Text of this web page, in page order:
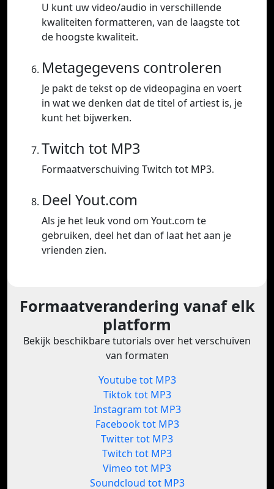
U kunt uw video/audio in verschillende
kwaliteiten formatteren, van de laagste tot
de hoogste kwaliteit.
Metagegevens controleren
Je pakt de tekst op de videopagina en voert
in wat we denken dat de titel of artiest is, je
kunt het bijwerken.
Twitch tot MP3
Formaatverschuiving Twitch tot MP3.
Deel Yout.com
Als je het leuk vond om Yout.com te
gebruiken, deel het dan of laat het aan je
vrienden zien.
Formaatverandering vanaf elk
platform
Bekijk beschikbare tutorials over het verschuiven
van formaten
Youtube tot MP3
Tiktok tot MP3
Instagram tot MP3
Facebook tot MP3
Twitter tot MP3
Twitch tot MP3
Vimeo tot MP3
Soundcloud tot MP3